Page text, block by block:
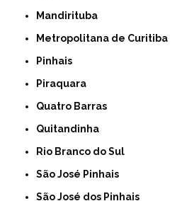
Mandirituba
Metropolitana de Curitiba
Pinhais
Piraquara
Quatro Barras
Quitandinha
Rio Branco do Sul
São José Pinhais
São José dos Pinhais